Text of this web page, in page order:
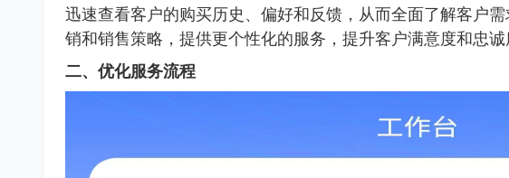
迅速查看客户的购买历史、偏好和反馈，从而全面了解客户
销和销售策略，提供更个性化的服务，提升客户满意度和忠诚
二、优化服务流程